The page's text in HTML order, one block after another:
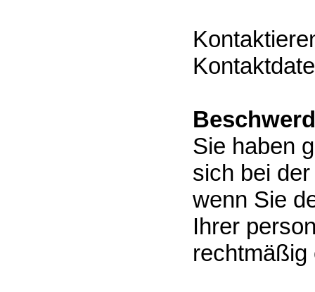
Sie haben
sich bei
wenn Sie
Ihrer
rechtmäßig